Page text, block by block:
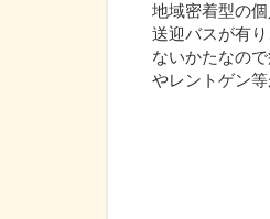
地域密着型の
送迎バスが有
ないかたなの
やレントゲン